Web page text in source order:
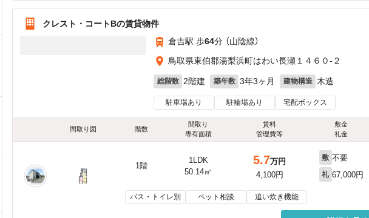
クレスト・コートBの賃貸物件
倉吉駅 歩64分 （山陰線）
鳥取県東伯郡湯梨浜町はわい長瀬１４６０-２
総階数 2階建 築年数 3年3ヶ月 建物構造 木造
駐車場あり 駐輪場あり 宅配ボックス
間取り図 階数
間取り
専有面積
賃料
管理費等
敷金
礼金
1階
1LDK
50.14㎡
5.7万円
4,100円
敷 不要
礼 67,000円
バス・トイレ別 ペット相談 追い炊き機能